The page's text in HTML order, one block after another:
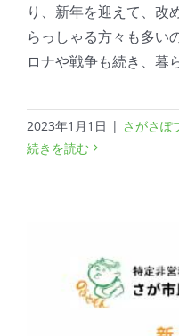
り、新年を迎えて、改
らっしゃる方々も多い
ロナや戦争も続き、暮
2023年1月1日 | さがさぽ
続きを読む